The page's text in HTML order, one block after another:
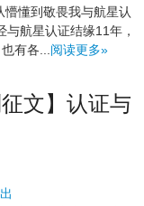
懂到敬畏我与航星认
航星认证结缘11年，
有各...阅读更多»
征文】认证与